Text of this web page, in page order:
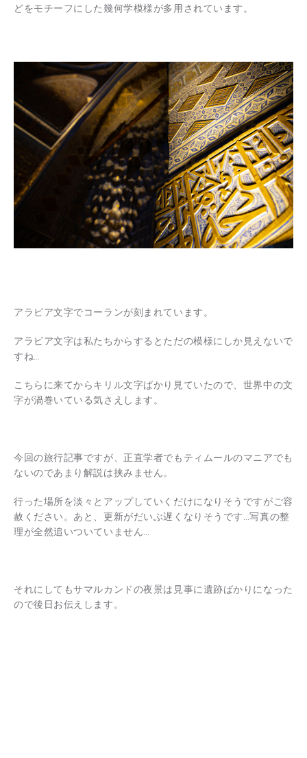
どをモチーフにした幾何学模様が多用されています。
アラビア文字でコーランが刻まれています。
アラビア文字は私たちからするとただの模様にしか見えないで
すね…
こちらに来てからキリル文字ばかり見ていたので、世界中の文
字が渦巻いている気さえします。
今回の旅行記事ですが、正直学者でもティムールのマニアでも
ないのであまり解説は挟みません。
行った場所を淡々とアップしていくだけになりそうですがご容
赦ください。あと、更新がだいぶ遅くなりそうです…写真の整
理が全然追いついていません…
それにしてもサマルカンドの夜景は見事に遺跡ばかりになった
ので後日お伝えします。